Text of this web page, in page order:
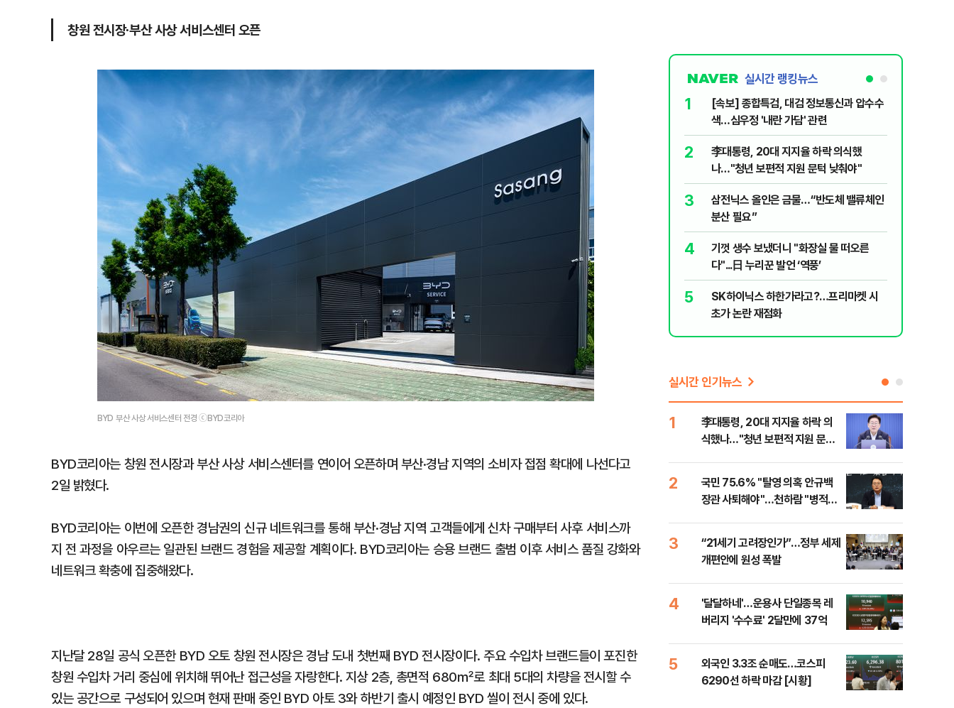
창원 전시장∙부산 사상 서비스센터 오픈
BYD 부산 사상 서비스센터 전경 ⓒBYD코리아
BYD코리아는 창원 전시장과 부산 사상 서비스센터를 연이어 오픈하며 부산·경남 지역의 소비자 접점 확대에 나선다고
2일 밝혔다.
BYD코리아는 이번에 오픈한 경남권의 신규 네트워크를 통해 부산·경남 지역 고객들에게 신차 구매부터 사후 서비스까
지 전 과정을 아우르는 일관된 브랜드 경험을 제공할 계획이다. BYD코리아는 승용 브랜드 출범 이후 서비스 품질 강화와
네트워크 확충에 집중해왔다.
지난달 28일 공식 오픈한 BYD 오토 창원 전시장은 경남 도내 첫번째 BYD 전시장이다. 주요 수입차 브랜드들이 포진한
창원 수입차 거리 중심에 위치해 뛰어난 접근성을 자랑한다. 지상 2층, 총면적 680㎡로 최대 5대의 차량을 전시할 수
있는 공간으로 구성되어 있으며 현재 판매 중인 BYD 아토 3와 하반기 출시 예정인 BYD 씰이 전시 중에 있다.
실시간 랭킹뉴스
1
[속보] 종합특검, 대검 정보통신과 압수수
색…심우정 '내란 가담' 관련
2
李대통령, 20대 지지율 하락 의식했
나…"청년 보편적 지원 문턱 낮춰야"
3
삼전닉스 올인은 금물…“반도체 밸류체인
분산 필요”
4
기껏 생수 보냈더니 "화장실 물 떠오른
다"...日 누리꾼 발언 ‘역풍’
5
SK하이닉스 하한가라고?…프리마켓 시
초가 논란 재점화
실시간 인기뉴스
1
李대통령, 20대 지지율 하락 의
식했나…"청년 보편적 지원 문턱
2
국민 75.6% "탈영 의혹 안규백
장관 사퇴해야"…천하람 "병적기
3
“21세기 고려장인가”…정부 세제
개편안에 원성 폭발
4
'달달하네'…운용사 단일종목 레
버리지 '수수료' 2달만에 37억
5
외국인 3.3조 순매도…코스피
6290선 하락 마감 [시황]